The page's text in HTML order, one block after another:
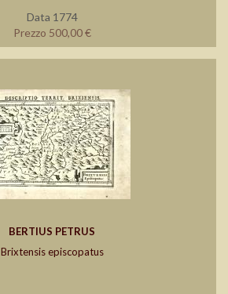
Data 1774
Prezzo 500,00 €
BERTIUS PETRUS
Brixtensis episcopatus